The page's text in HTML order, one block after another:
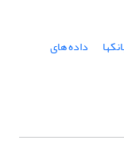
داده های